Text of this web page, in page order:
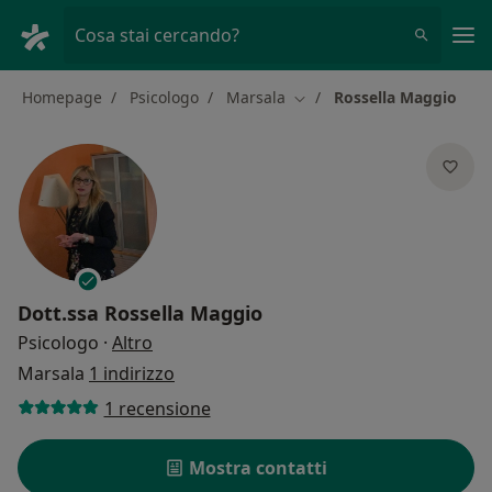
Cosa stai cercando?
Homepage Psicologo Marsala Cambia città
Rossella Maggio
Dott.ssa Rossella Maggio
Psicologo · Altro
Marsala 1 indirizzo
1 recensione
Mostra contatti